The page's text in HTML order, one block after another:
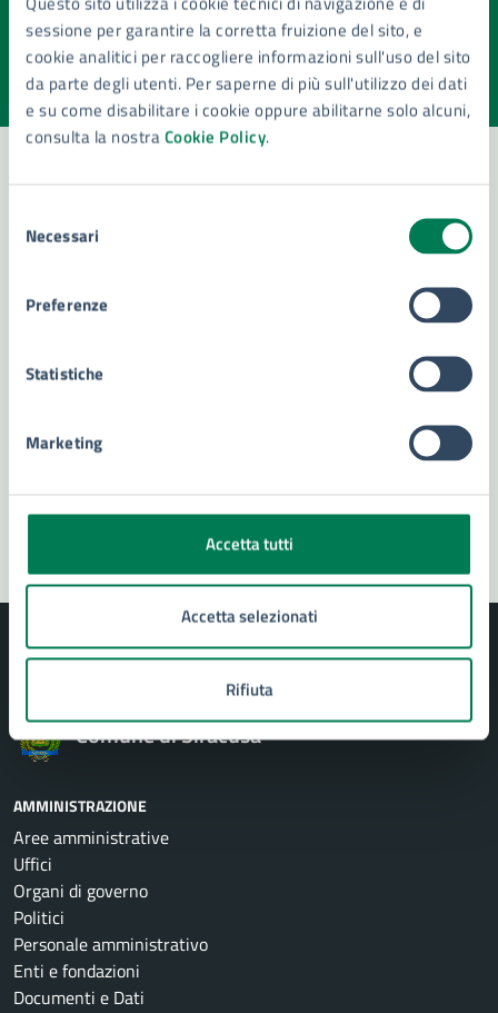
sessione per garantire la corretta fruizione del sito, e
cookie analitici per raccogliere informazioni sull'uso del sito
da parte degli utenti. Per saperne di più sull'utilizzo dei dati
e su come disabilitare i cookie oppure abilitarne solo alcuni,
consulta la nostraCookie Policy.
delNecessari
Preferenze
Statistiche
Marketing
Accetta tutti
Accetta selezionati
Rifiuta
pagina?
Valuta la chiarezza delle informazioni (da 1 a 5 stelle)
Seleziona il numero di stelle per valutare la chiarezza delle
Valuta 5 stelle su 5
Valuta 4 stelle su 5
Valuta 3 stelle su 5
Valuta 2 stelle su 5
Valuta 1 stelle su 5
Contatta il comune
Richiedi assistenza
Problemi in città
Segnala disservizio
Comune di Siracusa
AMMINISTRAZIONE
Aree amministrative
Uffici
Organi di governo
Politici
Personale amministrativo
Enti e fondazioni
Documenti e Dati